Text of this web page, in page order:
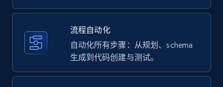
Amazon products - Collects products by
Title, Seller name, Brand, Description, Initial
price, Currency, Availability, Reviews count, and
流程自动化
自动化所有步骤：从规划、schema
生成到代码创建与测试。